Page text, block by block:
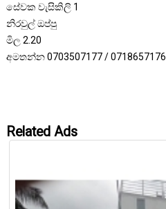
සේවක වැසිකිලි 1
නිරවුල් ඔප්පු
මිල 2.20
අමතන්න 0703507177 / 0718657176
Related Ads